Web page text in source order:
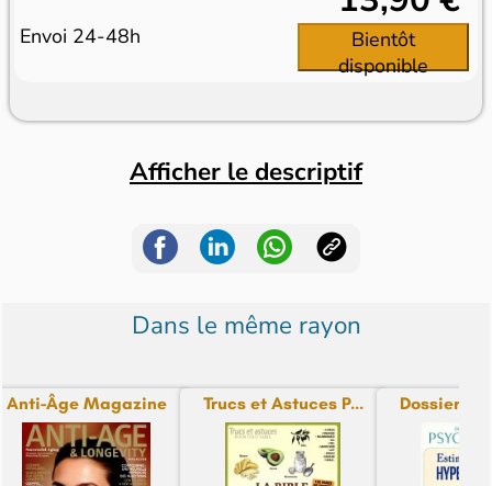
Envoi 24-48h
Bientôt
disponible
Afficher le descriptif
Dans le même rayon
Anti-Âge Magazine Trucs et Astuces P... Dossiers